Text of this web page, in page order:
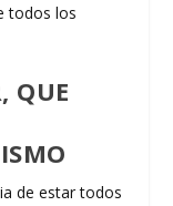
todos los
QUE
de estar todos